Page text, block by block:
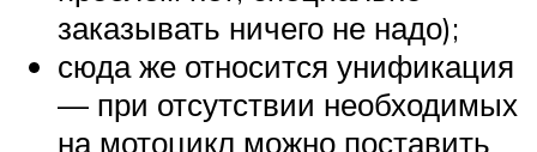
заказывать ничего не надо);
сюда же относится унификация
— при отсутствии необходимых
на мотоцикл можно поставить